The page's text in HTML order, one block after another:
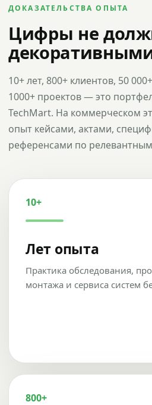
ДОКАЗАТЕЛЬСТВА ОПЫТА
Цифры не
10+ лет, 800+ клиентов, 50
1000+ проектов — это
TechMart. На коммерческом
опыт кейсами, актами,
референсами по
10+
Лет опыта
Практика обследования,
монтажа и сервиса систем
800+